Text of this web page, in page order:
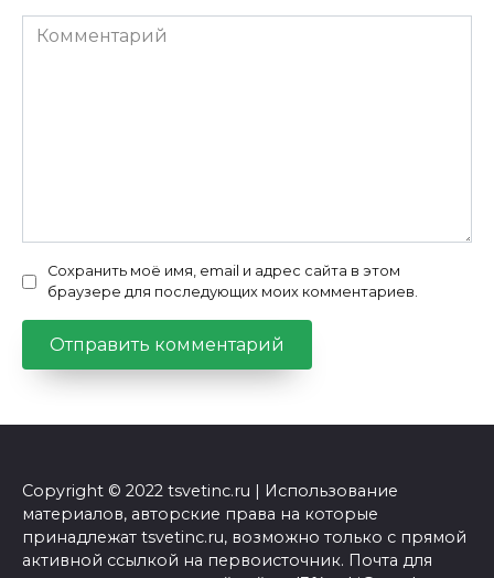
Комментарий
Сохранить моё имя, email и адрес сайта в этом
браузере для последующих моих комментариев.
Copyright © 2022 tsvetinc.ru | Использование
материалов, авторские права на которые
принадлежат tsvetinc.ru, возможно только с прямой
активной ссылкой на первоисточник. Почта для